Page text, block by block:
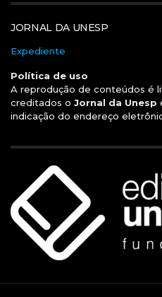
JORNAL DA UNESP
Expediente
Política de uso
A reprodução de conteúdos é
creditados o Jornal da Unesp
indicação do endereço